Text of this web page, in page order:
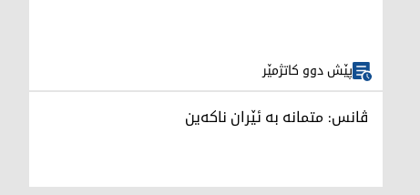
پێش دوو کاتژمێر
ڤانس: متمانە بە ئێران ناکەین